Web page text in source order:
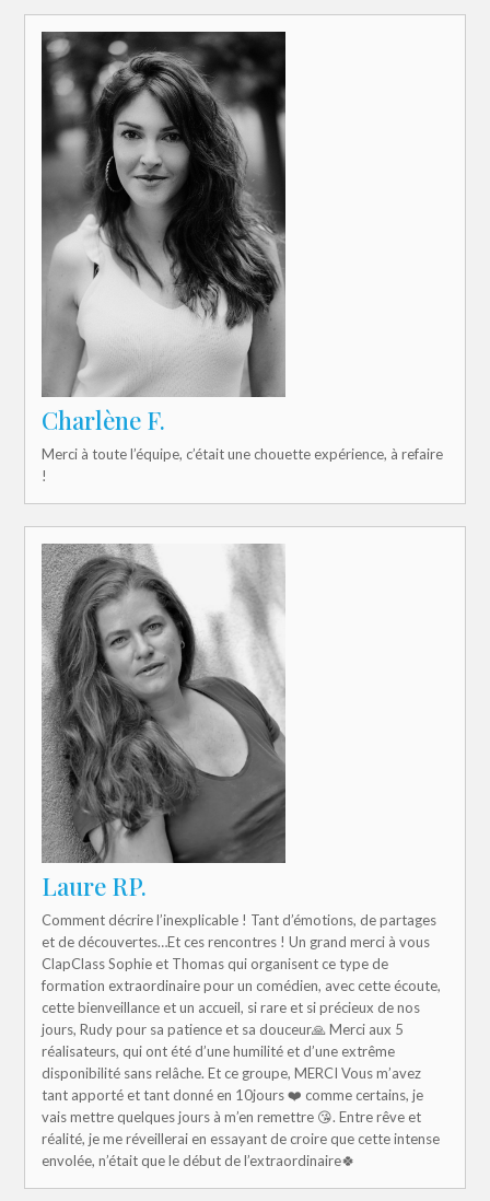
Charlène F.
Merci à toute l’équipe, c’était une chouette expérience, à refaire
!
Laure RP.
Comment décrire l’inexplicable ! Tant d’émotions, de partages
et de découvertes…Et ces rencontres ! Un grand merci à vous
ClapClass Sophie et Thomas qui organisent ce type de
formation extraordinaire pour un comédien, avec cette écoute,
cette bienveillance et un accueil, si rare et si précieux de nos
jours, Rudy pour sa patience et sa douceur🙏 Merci aux 5
réalisateurs, qui ont été d’une humilité et d’une extrême
disponibilité sans relâche. Et ce groupe, MERCI Vous m’avez
tant apporté et tant donné en 10jours ❤️ comme certains, je
vais mettre quelques jours à m’en remettre 😘. Entre rêve et
réalité, je me réveillerai en essayant de croire que cette intense
envolée, n’était que le début de l’extraordinaire🍀